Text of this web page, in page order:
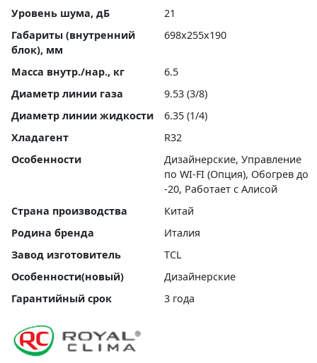
Уровень шума, дБ
21
Габариты (внутренний
блок), мм
698x255x190
Масса внутр./нар., кг
6.5
Диаметр линии газа
9.53 (3/8)
Диаметр линии жидкости
6.35 (1/4)
Хладагент
R32
Особенности
Дизайнерские, Управление
по WI-FI (Опция), Обогрев до
-20, Работает с Алисой
Страна производства
Китай
Родина бренда
Италия
Завод изготовитель
TCL
Особенности(новый)
Дизайнерские
Гарантийный срок
3 года